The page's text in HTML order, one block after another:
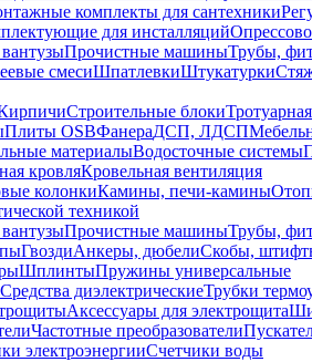
комплекты для сантехники
для инсталляций
Прочистные машиныТрубы,
смесиШпатлевкиШтукатурки
Строительные блоки
Плиты OSBФанераДСП, ЛДСП
материалыВодосточные системы
кровляКровельная вентиляция
колонкиКамины, печи-камины
техникой
Прочистные машиныТрубы,
ГвоздиАнкеры, дюбелиСкобы,
ШплинтыПружины универсальные
Средства диэлектрическиеТрубки
Аксессуары для электрощита
Частотные преобразователи
электроэнергииСчетчики воды